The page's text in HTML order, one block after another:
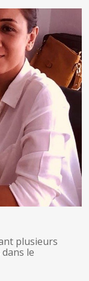
plusieurs
le